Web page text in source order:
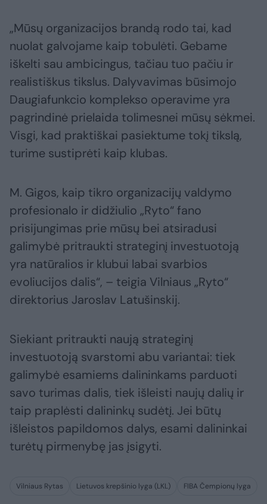
„Mūsų organizacijos brandą rodo tai, kad
nuolat galvojame kaip tobulėti. Gebame
iškelti sau ambicingus, tačiau tuo pačiu ir
realistiškus tikslus. Dalyvavimas būsimojo
Daugiafunkcio komplekso operavime yra
pagrindinė prielaida tolimesnei mūsų sėkmei.
Visgi, kad praktiškai pasiektume tokį tikslą,
turime sustiprėti kaip klubas.
M. Gigos, kaip tikro organizacijų valdymo
profesionalo ir didžiulio „Ryto“ fano
prisijungimas prie mūsų bei atsiradusi
galimybė pritraukti strateginį investuotoją
yra natūralios ir klubui labai svarbios
evoliucijos dalis“, – teigia Vilniaus „Ryto“
direktorius Jaroslav Latušinskij.
Siekiant pritraukti naują strateginį
investuotoją svarstomi abu variantai: tiek
galimybė esamiems dalininkams parduoti
savo turimas dalis, tiek išleisti naujų dalių ir
taip praplėsti dalininkų sudėtį. Jei būtų
išleistos papildomos dalys, esami dalininkai
turėtų pirmenybę jas įsigyti.
Vilniaus Rytas Lietuvos krepšinio lyga (LKL) FIBA Čempionų lyga